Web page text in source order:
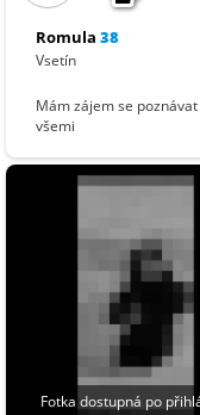
Romula 38
Vsetín
Mám zájem se poznávat
všemi
Fotka dostupná po